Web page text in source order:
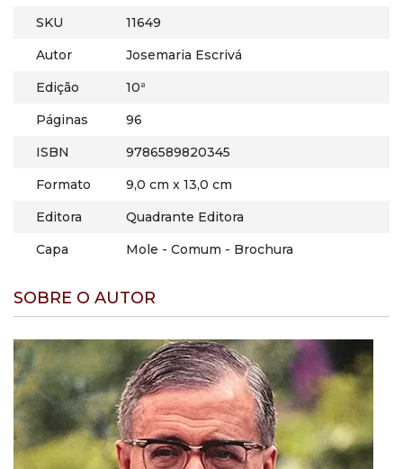
SKU
11649
Autor
Josemaria Escrivá
Edição
10ª
Páginas
96
ISBN
9786589820345
Formato
9,0 cm x 13,0 cm
Editora
Quadrante Editora
Capa
Mole - Comum - Brochura
SOBRE O AUTOR